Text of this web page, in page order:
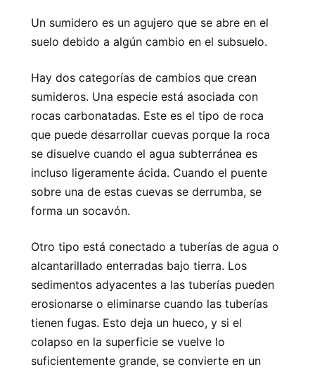
Un sumidero es un agujero que se abre en el
suelo debido a algún cambio en el subsuelo.
Hay dos categorías de cambios que crean
sumideros. Una especie está asociada con
rocas carbonatadas. Este es el tipo de roca
que puede desarrollar cuevas porque la roca
se disuelve cuando el agua subterránea es
incluso ligeramente ácida. Cuando el puente
sobre una de estas cuevas se derrumba, se
forma un socavón.
Otro tipo está conectado a tuberías de agua o
alcantarillado enterradas bajo tierra. Los
sedimentos adyacentes a las tuberías pueden
erosionarse o eliminarse cuando las tuberías
tienen fugas. Esto deja un hueco, y si el
colapso en la superficie se vuelve lo
suficientemente grande, se convierte en un